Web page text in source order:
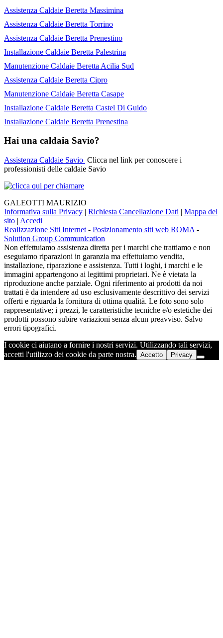
Assistenza Caldaie Beretta Massimina
Assistenza Caldaie Beretta Torrino
Assistenza Caldaie Beretta Prenestino
Installazione Caldaie Beretta Palestrina
Manutenzione Caldaie Beretta Acilia Sud
Assistenza Caldaie Beretta Cipro
Manutenzione Caldaie Beretta Casape
Installazione Caldaie Beretta Castel Di Guido
Installazione Caldaie Beretta Prenestina
Hai una caldaia Savio?
Assistenza Caldaie Savio Clicca nel link per conoscere i
professionisti delle caldaie Savio
GALEOTTI MAURIZIO
Informativa sulla Privacy | Richiesta Cancellazione Dati | Mappa del
sito | Accedi
Realizzazione Siti Internet - Posizionamento siti web ROMA -
Solution Group Communication
Non effettuiamo assistenza diretta per i marchi che trattiamo e non
eseguiamo riparazioni in garanzia ma effettuiamo vendita,
installazione, riparazione e assistenza. Tutti i loghi, i marchi e le
immagini appartengono ai legittimi proprietari. Ne è vietata la
riproduzione anche parziale. Ogni riferimento ai prodotti da noi
trattati è da intendere ad uso esclusivamente descrittivo dei servizi
offerti e riguarda la fornitura di ottima qualità. Le foto sono solo
rappresentative; i prezzi, le caratteristiche tecniche e/o estetiche dei
prodotti possono subire variazioni senza alcun preavviso. Salvo
errori tipografici.
I cookie ci aiutano a fornire i nostri servizi. Utilizzando tali servizi,
accetti l'utilizzo dei cookie da parte nostra. Accetto Privacy